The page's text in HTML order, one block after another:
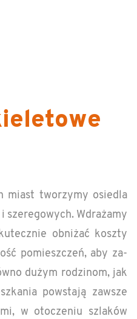
miast tworzymy osiedla
sz­ere­gowych. Wdrażamy
obniżać koszty
pomieszczeń, aby za­
dużym rodzi­nom, jak
pow­stają za­wsze
w otocze­niu szlaków